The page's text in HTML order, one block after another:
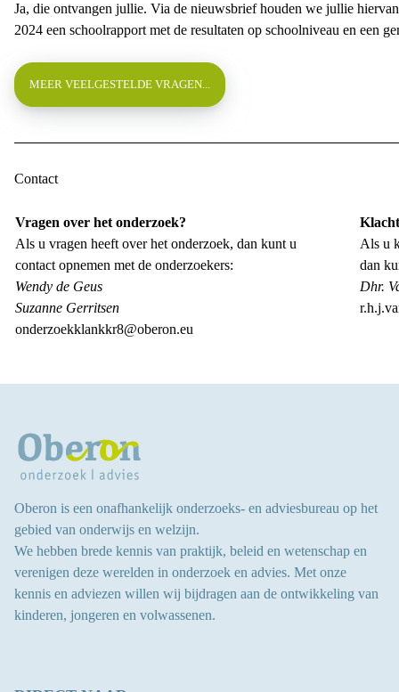
Ja, die ontvangen jullie. Via de nieuwsbrief houden we jullie
2024 een schoolrapport met de resultaten op schoolniveau en een
MEER VEELGESTELDE VRAGEN...
Contact
Vragen over het onderzoek?
Als u vragen heeft over het onderzoek, dan kunt u
contact opnemen met de onderzoekers:
Wendy de Geus
Suzanne Gerritsen
onderzoekklankkr8@oberon.eu
Als u
dan
Dhr.
Oberon is een onafhankelijk onderzoeks- en adviesbureau op het
gebied van onderwijs en welzijn.
We hebben brede kennis van praktijk, beleid en wetenschap en
verenigen deze werelden in onderzoek en advies. Met onze
kennis en adviezen willen wij bijdragen aan de ontwikkeling van
kinderen, jongeren en volwassenen.